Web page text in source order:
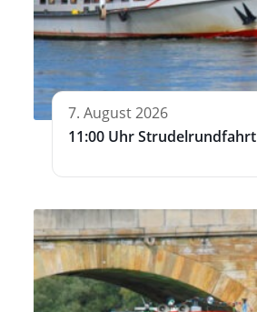
7. August 2026
11:00 Uhr Strudelrundfahrt